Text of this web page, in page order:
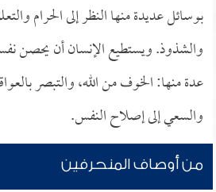
بوسائل عديدة منها النظر إلى الحرام
والشذوذ. ويستطيع الإنسان أن يحصن
عدة منها: الخوف من الله، والتبصر
والسعي إلى إصلاح النفس.
من أوصاف المنحرفين